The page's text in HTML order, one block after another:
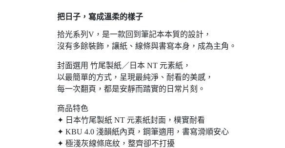
把日子，寫成溫柔的樣子
拾光系列V，是一款回到筆記本本質的設計，
沒有多餘裝飾，讓紙、線條與書寫本身，成為主角。
封面選用 竹尾製紙／日本 NT 元素紙，
以最簡單的方式，呈現最純淨、耐看的美感，
每一次翻頁，都是安靜而踏實的日常片刻。
商品特色
✦ 日本竹尾製紙 NT 元素紙封面，樸實耐看
✦ KBU 4.0 淺韻紙內頁，鋼筆適用，書寫滑順安心
✦ 極淺灰線條底紋，整齊卻不打擾